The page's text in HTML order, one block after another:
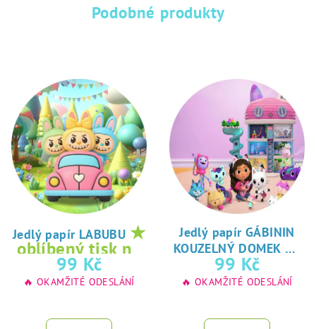
hvězdiček.
Podobné produkty
Jedlý papír LABUBU ★
oblíbený tisk na
jedlý papír
99 Kč
🔥 OKAMŽITÉ ODESLÁNÍ
Jedlý papír GÁBININ
KOUZELNÝ DOMEK ★
oblíbený tisk na
jedlý papír
99 Kč
🔥 OKAMŽITÉ ODESLÁNÍ